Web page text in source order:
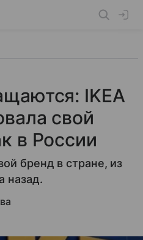
IKEA
свой
в России
бренд в стране, из
назад.